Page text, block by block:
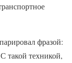
фразой:
такой техникой,